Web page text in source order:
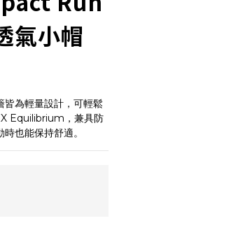
氣小帽
皆為輕量設計，可輕鬆
Equilibrium，兼具防
也能保持舒適。